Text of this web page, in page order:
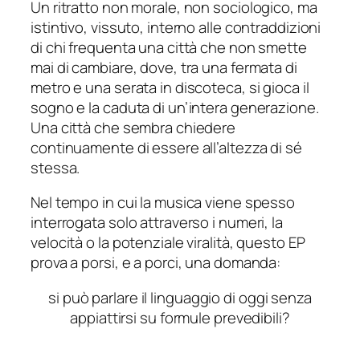
Un ritratto non morale, non sociologico, ma
istintivo, vissuto, interno alle contraddizioni
di chi frequenta una città che non smette
mai di cambiare, dove, tra una fermata di
metro e una serata in discoteca, si gioca il
sogno e la caduta di un’intera generazione.
Una città che sembra chiedere
continuamente di essere all’altezza di sé
stessa.
Nel tempo in cui la musica viene spesso
interrogata solo attraverso i numeri, la
velocità o la potenziale viralità, questo EP
prova a porsi, e a porci, una domanda:
si può parlare il linguaggio di oggi senza
appiattirsi su formule prevedibili?